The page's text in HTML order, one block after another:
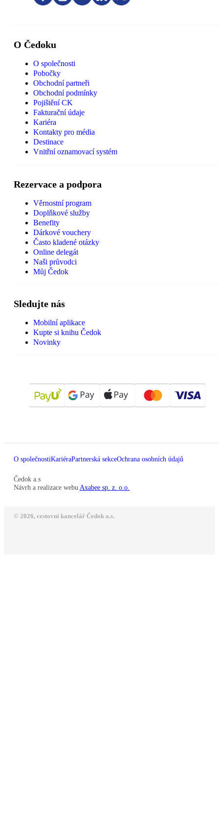
O Čedoku
O společnosti
Pobočky
Obchodní partneři
Obchodní podmínky
Pojištění CK
Fakturační údaje
Kariéra
Kontakty pro média
Destinace
Vnitřní oznamovací systém
Rezervace a podpora
Věrnostní program
Doplňkové služby
Benefity
Dárkové vouchery
Často kladené otázky
Online delegát
Naši průvodci
Můj Čedok
Sledujte nás
Mobilní aplikace
Kupte si knihu Čedok
Novinky
O společnostiKariéraPartnerská sekceOchrana osobních údajů
Čedok a.s
Návrh a realizace webu Axabee sp. z. o.o.
© 2026, cestovní kancelář Čedok a.s.